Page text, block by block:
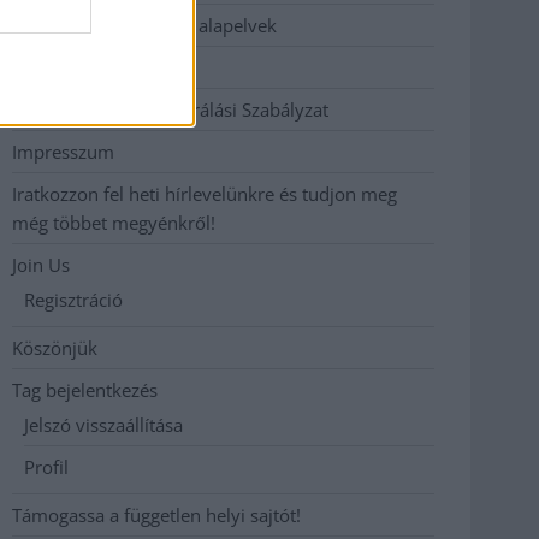
Etikai és függetlenségi alapelvek
Hozzászólási és Moderálási Szabályzat
Impresszum
Iratkozzon fel heti hírlevelünkre és tudjon meg
még többet megyénkről!
Join Us
Regisztráció
Köszönjük
Tag bejelentkezés
Jelszó visszaállítása
Profil
Támogassa a független helyi sajtót!